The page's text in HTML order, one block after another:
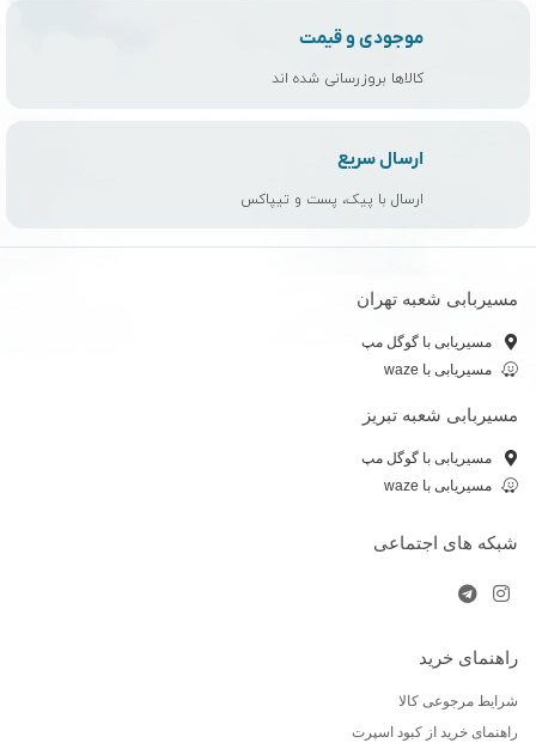
موجودی و قیمت
کالاها بروزرسانی شده اند
ارسال سریع
ارسال با پیک، پست و تیپاکس
مسیربابی شعبه تهران
مسیریابی با گوگل مپ
مسیریابی با waze
مسیربابی شعبه تبریز
مسیریابی با گوگل مپ
مسیریابی با waze
شبکه های اجتماعی
راهنمای خرید
شرایط مرجوعی کالا
راهنمای خرید از کبود اسپرت